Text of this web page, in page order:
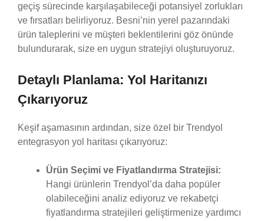
geçiş sürecinde karşılaşabileceği potansiyel zorlukları
ve fırsatları belirliyoruz. Besni’nin yerel pazarındaki
ürün taleplerini ve müşteri beklentilerini göz önünde
bulundurarak, size en uygun stratejiyi oluşturuyoruz.
Detaylı Planlama: Yol Haritanızı
Çıkarıyoruz
Keşif aşamasının ardından, size özel bir Trendyol
entegrasyon yol haritası çıkarıyoruz:
Ürün Seçimi ve Fiyatlandırma Stratejisi:
Hangi ürünlerin Trendyol’da daha popüler
olabileceğini analiz ediyoruz ve rekabetçi
fiyatlandırma stratejileri geliştirmenize yardımcı